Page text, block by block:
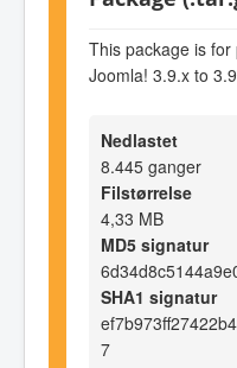
This package is
Joomla! 3.9.x to
Nedlastet
8.445 ganger
Filstørrelse
4,33 MB
MD5 signatur
SHA1 signatur
7